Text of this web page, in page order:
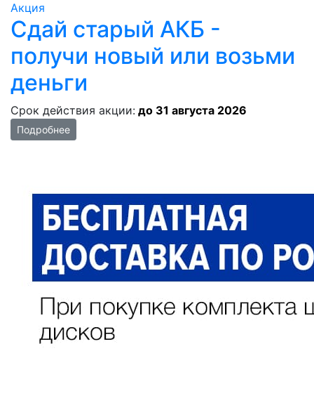
Акция
Сдай старый АКБ -
получи новый или возьми
деньги
Срок действия акции: до 31 августа 2026
Подробнее